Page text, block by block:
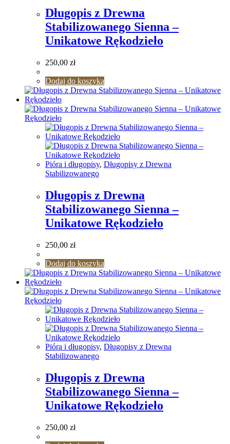
Długopis z Drewna
Stabilizowanego Sienna –
Unikatowe Rękodzieło
250,00 zł
Dodaj do koszyka
Pióra i długopisy, Długopisy z Drewna
Stabilizowanego
Długopis z Drewna
Stabilizowanego Sienna –
Unikatowe Rękodzieło
250,00 zł
Dodaj do koszyka
Pióra i długopisy, Długopisy z Drewna
Stabilizowanego
Długopis z Drewna
Stabilizowanego Sienna –
Unikatowe Rękodzieło
250,00 zł